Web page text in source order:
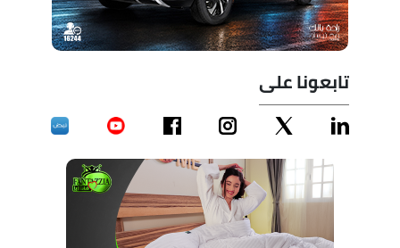
تابعونا على